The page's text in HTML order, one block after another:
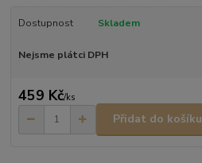
Dostupnost Skladem
Nejsme plátci DPH
459 Kč/ks
Přidat do košíku